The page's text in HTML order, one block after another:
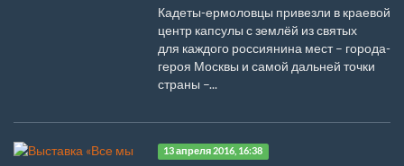
Кадеты-ермоловцы привезли в краевой
центр капсулы с землёй из святых
для каждого россиянина мест – города-
героя Москвы и самой дальней точки
страны –...
13 апреля 2016, 16:38